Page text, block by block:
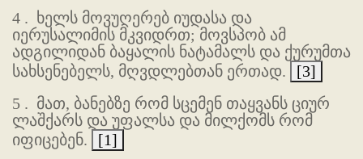
4 . ხელს მოვუღერებ იუდასა და
იერუსალიმის მკვიდრთ; მოვსპობ ამ
ადგილიდან ბაყალის ნატამალს და ქურუმთა
სახსენებელს, მღვდლებთან ერთად.
[3]
5 . მათ, ბანებზე რომ სცემენ თაყვანს ციურ
ლაშქარს და უფალსა და მილქომს რომ
იფიცებენ.
[1]